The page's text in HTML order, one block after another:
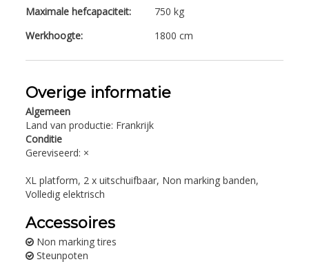
Maximale hefcapaciteit:
750 kg
Werkhoogte:
1800 cm
Overige informatie
Algemeen
Land van productie: Frankrijk
Conditie
Gereviseerd: ×
XL platform, 2 x uitschuifbaar, Non marking banden,
Volledig elektrisch
Accessoires
Non marking tires
Steunpoten